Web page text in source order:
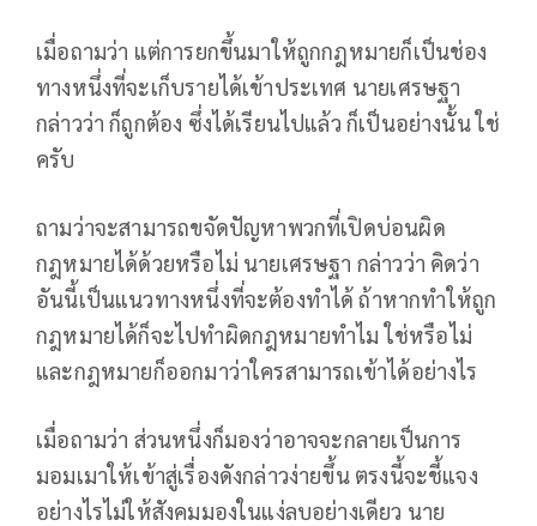
เมื่อถามว่า แต่การยกขึ้นมาให้ถูกกฎหมายก็เป็นช่อง
ทางหนึ่งที่จะเก็บรายได้เข้าประเทศ นายเศรษฐา
กล่าวว่า ก็ถูกต้อง ซึ่งได้เรียนไปแล้ว ก็เป็นอย่างนั้น ใช่
ครับ
ถามว่าจะสามารถขจัดปัญหาพวกที่เปิดบ่อนผิด
กฎหมายได้ด้วยหรือไม่ นายเศรษฐา กล่าวว่า คิดว่า
อันนี้เป็นแนวทางหนึ่งที่จะต้องทำได้ ถ้าหากทำให้ถูก
กฎหมายได้ก็จะไปทำผิดกฎหมายทำไม ใช่หรือไม่
และกฎหมายก็ออกมาว่าใครสามารถเข้าได้อย่างไร
เมื่อถามว่า ส่วนหนึ่งก็มองว่าอาจจะกลายเป็นการ
มอมเมาให้เข้าสู่เรื่องดังกล่าวง่ายขึ้น ตรงนี้จะชี้แจง
อย่างไรไม่ให้สังคมมองในแง่ลบอย่างเดียว นาย